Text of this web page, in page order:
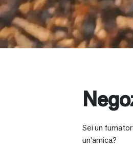
Sei un
un’amica?